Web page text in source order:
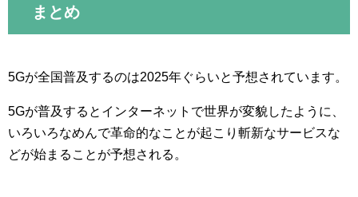
まとめ
5Gが全国普及するのは2025年ぐらいと予想されています。
5Gが普及するとインターネットで世界が変貌したように、
いろいろなめんで革命的なことが起こり斬新なサービスな
どが始まることが予想される。